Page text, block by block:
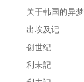
关于韩国的异梦
出埃及记
创世纪
利未記